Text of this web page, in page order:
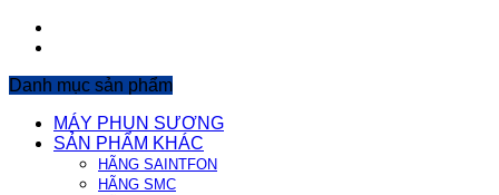
Danh mục sản phẩm
MÁY PHUN SƯƠNG
SẢN PHẨM KHÁC
HÃNG SAINTFON
HÃNG SMC